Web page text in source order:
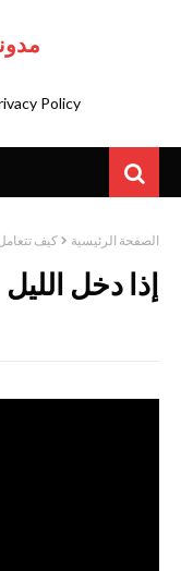
Policy
الصفحة الرئيسية كيف تتعامل
إذا دخل الليل